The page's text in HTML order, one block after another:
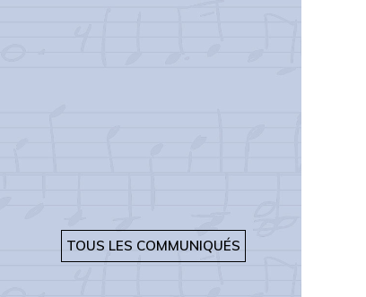
TOUS LES COMMUNIQUÉS